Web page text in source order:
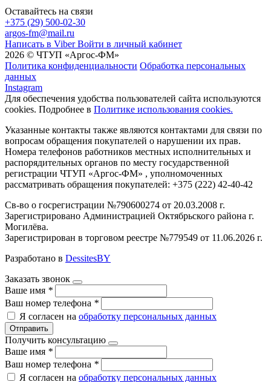
Оставайтесь на связи
+375 (29) 500-02-30
argos-fm@mail.ru
Написать в Viber Войти в личный кабинет
2026 © ЧТУП «Аргос-ФМ»
Политика конфиденциальности Обработка персональных
данных
Instagram
Для обеспечения удобства пользователей сайта используются
cookies. Подробнее в Политике использования cookies.
Указанные контакты также являются контактами для связи по
вопросам обращения покупателей о нарушении их прав.
Номера телефонов работников местных исполнительных и
распорядительных органов по месту государственной
регистрации ЧТУП «Аргос-ФМ» , уполномоченных
рассматривать обращения покупателей: +375 (222) 42-40-42
Св-во о госрегистрации №790600274 от 20.03.2008 г.
Зарегистрировано Администрацией Октябрьского района г.
Могилёва.
Зарегистрирован в торговом реестре №779549 от 11.06.2026 г.
Разработано в DessitesBY
Заказать звонок
Ваше имя *
Ваш номер телефона *
Я согласен на обработку персональных данных
Отправить
Получить консультацию
Ваше имя *
Ваш номер телефона *
Я согласен на обработку персональных данных